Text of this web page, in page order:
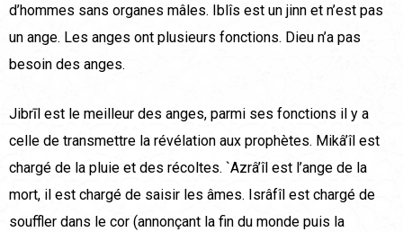
d’hommes sans organes mâles. Iblîs est un jinn et n’est pas
un ange. Les anges ont plusieurs fonctions. Dieu n’a pas
besoin des anges.
Jibrīl est le meilleur des anges, parmi ses fonctions il y a
celle de transmettre la révélation aux prophètes. Mikâ’îl est
chargé de la pluie et des récoltes. `Azrâ’îl est l’ange de la
mort, il est chargé de saisir les âmes. Isrâfîl est chargé de
souffler dans le cor (annonçant la fin du monde puis la